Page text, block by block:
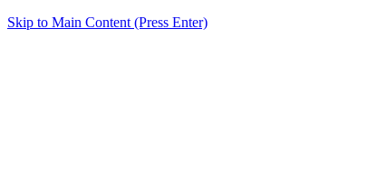
Skip to Main Content (Press Enter)